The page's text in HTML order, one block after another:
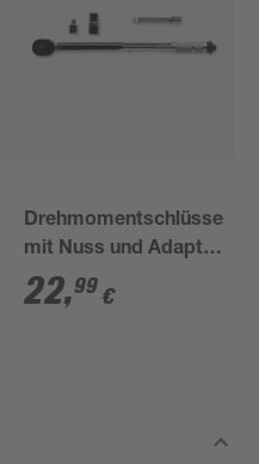
Drehmomentschlüssel
mit Nuss und Adapter
1/2"
22,99 €